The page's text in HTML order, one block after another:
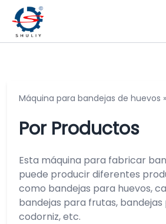
Máquina para bandejas de huevos »
Por Productos
Esta máquina para fabricar
puede producir diferentes
como bandejas para huevos,
bandejas para frutas, bandejas
codorniz, etc.